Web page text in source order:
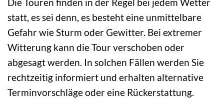
statt, es sei denn, es besteht eine unmittelbare
Gefahr wie Sturm oder Gewitter. Bei extremer
Witterung kann die Tour verschoben oder
abgesagt werden. In solchen Fällen werden Sie
rechtzeitig informiert und erhalten alternative
Terminvorschläge oder eine Rückerstattung.